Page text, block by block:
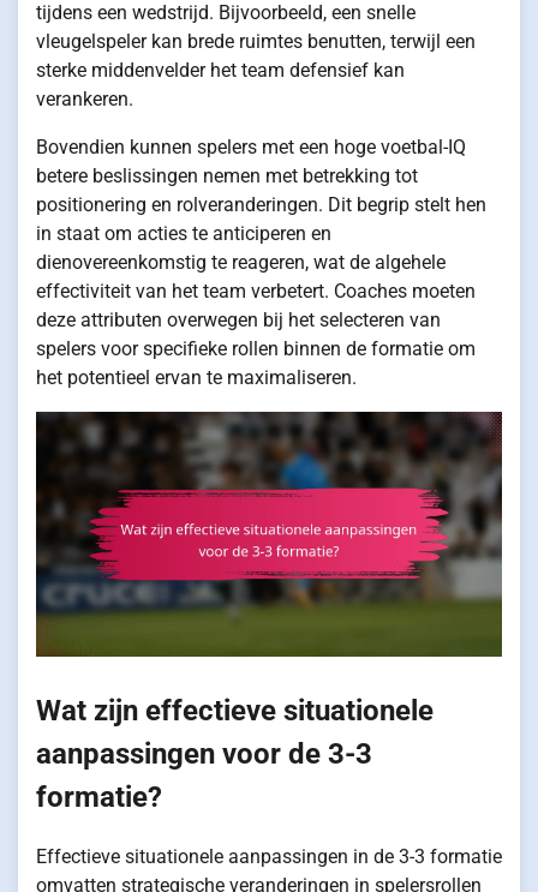
tijdens een wedstrijd. Bijvoorbeeld, een snelle
vleugelspeler kan brede ruimtes benutten, terwijl een
sterke middenvelder het team defensief kan
verankeren.
Bovendien kunnen spelers met een hoge voetbal-IQ
betere beslissingen nemen met betrekking tot
positionering en rolveranderingen. Dit begrip stelt hen
in staat om acties te anticiperen en
dienovereenkomstig te reageren, wat de algehele
effectiviteit van het team verbetert. Coaches moeten
deze attributen overwegen bij het selecteren van
spelers voor specifieke rollen binnen de formatie om
het potentieel ervan te maximaliseren.
Wat zijn effectieve situationele
aanpassingen voor de 3-3
formatie?
Effectieve situationele aanpassingen in de 3-3 formatie
omvatten strategische veranderingen in spelersrollen